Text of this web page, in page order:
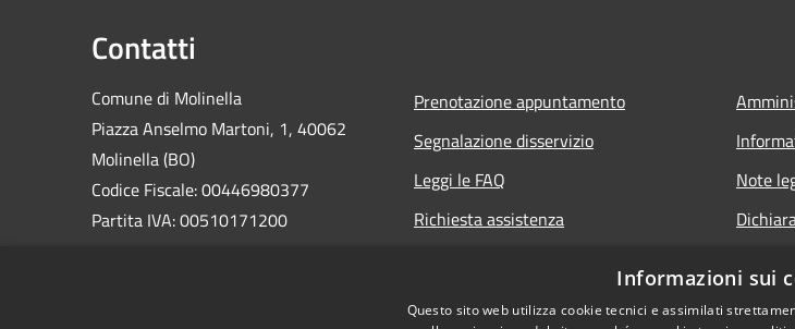
Contatti
Comune di Molinella
Piazza Anselmo Martoni, 1, 40062
Molinella (BO)
Codice Fiscale: 00446980377
Partita IVA: 00510171200
Prenotazione appuntamento
Segnalazione disservizio
Leggi le FAQ
Richiesta assistenza
Note
Informazioni sui
Questo sito web utilizza cookie tecnici e assimilati